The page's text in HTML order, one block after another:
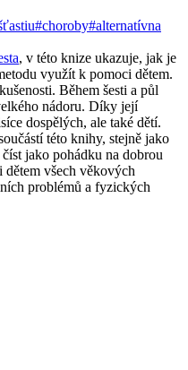
#choroby#alternatívna
, v této knize ukazuje, jak je
využít k pomoci dětem.
Během šesti a půl
nádoru. Díky její
dospělých, ale také dětí.
této knihy, stejně jako
jako pohádku na dobrou
dětem všech věkových
problémů a fyzických